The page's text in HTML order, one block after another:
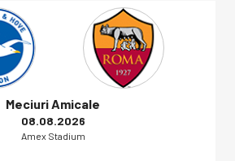
Meciuri Amicale
08.08.2026
Amex Stadium